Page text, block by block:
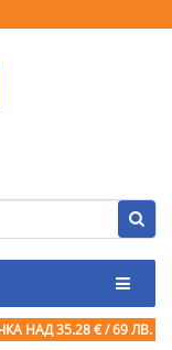
НАД 35.28 € / 69 ЛВ.